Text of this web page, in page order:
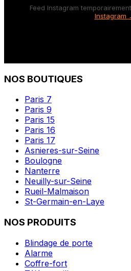
Feed Instagram
Instagram
NOS BOUTIQUES
Paris 7
Paris 9
Paris 15
Paris 16
Paris 17
Asnieres-sur-Seine
Boulogne
Nanterre
Neuilly-sur-Seine
Rueil-Malmaison
St-Germain-en-Laye
NOS PRODUITS
Blindage de porte
Alarme
Coffre-fort